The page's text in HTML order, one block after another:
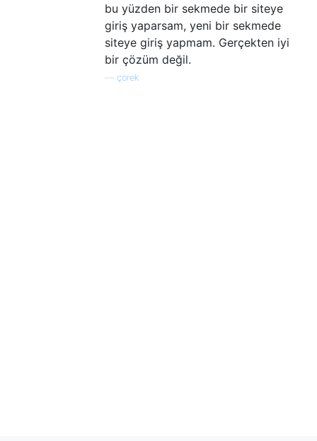
bu yüzden bir sekmede bir siteye
giriş yaparsam, yeni bir sekmede
siteye giriş yapmam. Gerçekten iyi
bir çözüm değil.
çörek